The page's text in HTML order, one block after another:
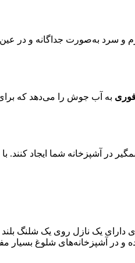
و سرد به‌صورت جداگانه و در عین
به آب جوش را می‌دهد که برای
در آشپزخانه شما ایجاد
یک نازل روی یک شلنگ
آشپزخانه‌های شلوغ بسیار